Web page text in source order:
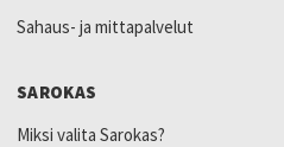
Sahaus- ja mittapalvelut
SAROKAS
Miksi valita Sarokas?